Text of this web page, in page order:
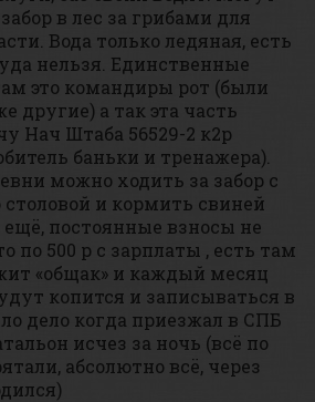
в лес за грибами для
Вода только ледяная, есть
нельзя. Единственные
это командиры рот (были
другие) а так эта часть
Нач Штаба 56529-2 к2р
баньки и тренажера).
можно ходить за забор с
и кормить свиней
постоянные взносы не
по 500 р с зарплаты , есть там
«общак» и каждый месяц
копится и записываться в
дело когда приезжал в СПБ
исчез за ночь (всё по
абсолютно всё, через